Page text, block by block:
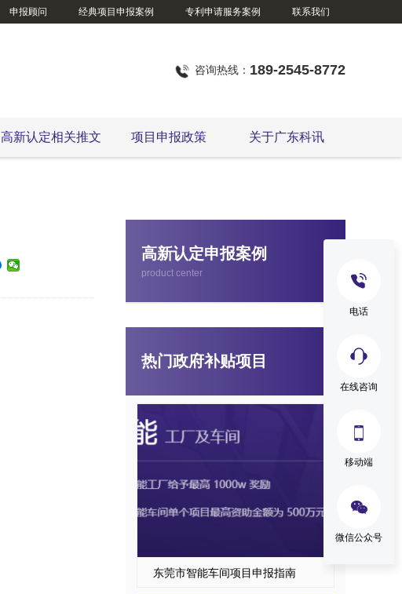
申报顾问 经典项目申报案例 专利申请服务案例 联系我们
咨询热线： 189-2545-8772
高新认定相关推文 项目申报政策 关于广东科讯
高新认定申报案例
product center
热门政府补贴项目
东莞市智能车间项目申报指南
电话
在线咨询

移动端

微信公众号